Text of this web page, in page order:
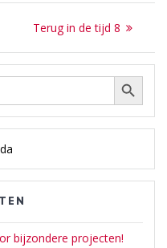
Next
Terug in de tijd 8
Zoekknop
bijzondere projecten!